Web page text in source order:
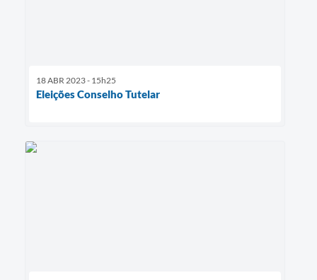
18 ABR 2023 - 15h25
Eleições Conselho Tutelar